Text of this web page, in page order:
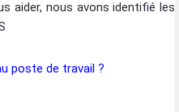
aider, nous avons identifié les
poste de travail ?